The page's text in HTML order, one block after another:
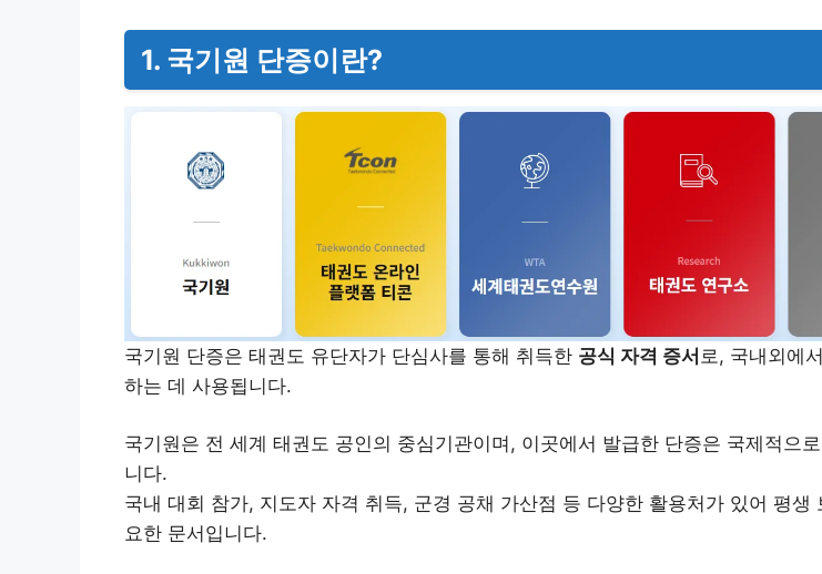
1. 국기원 단증이란?
국기원 단증은 태권도 유단자가 단심사를 통해 취득한 공식 자격 증서 로, 국내외에
하는 데 사용됩니다.
국기원은 전 세계 태권도 공인의 중심기관이며, 이곳에서 발급한 단증은 국제적으
니다.
국내 대회 참가, 지도자 자격 취득, 군경 공채 가산점 등 다양한 활용처가 있어 평생
요한 문서입니다.